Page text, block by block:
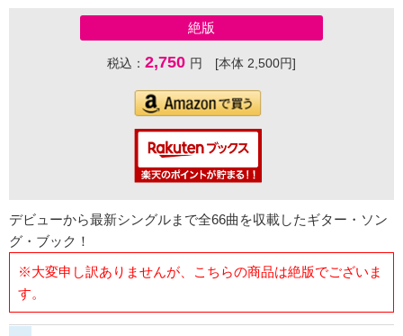
絶版
税込： 2,750 円 [本体 2,500円]
デビューから最新シングルまで全66曲を収載したギター・ソン
グ・ブック！
※大変申し訳ありませんが、こちらの商品は絶版でございま
す。